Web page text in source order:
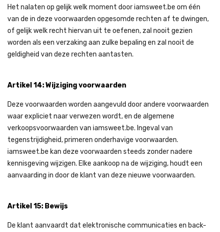
Het nalaten op gelijk welk moment door iamsweet.be om één
van de in deze voorwaarden opgesomde rechten af te dwingen,
of gelijk welk recht hiervan uit te oefenen, zal nooit gezien
worden als een verzaking aan zulke bepaling en zal nooit de
geldigheid van deze rechten aantasten.
Artikel 14: Wijziging voorwaarden
Deze voorwaarden worden aangevuld door andere voorwaarden
waar expliciet naar verwezen wordt, en de algemene
verkoopsvoorwaarden van iamsweet.be. Ingeval van
tegenstrijdigheid, primeren onderhavige voorwaarden.
iamsweet.be kan deze voorwaarden steeds zonder nadere
kennisgeving wijzigen. Elke aankoop na de wijziging, houdt een
aanvaarding in door de klant van deze nieuwe voorwaarden.
Artikel 15: Bewijs
De klant aanvaardt dat elektronische communicaties en back-